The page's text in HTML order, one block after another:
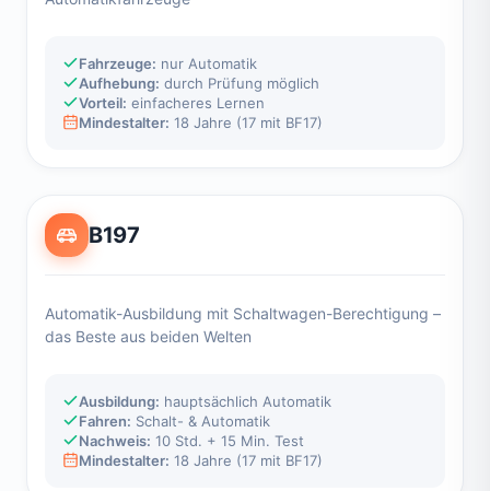
Fahrzeuge: nur Automatik
Aufhebung: durch Prüfung möglich
Vorteil: einfacheres Lernen
Mindestalter: 18 Jahre (17 mit BF17)
B197
Automatik-Ausbildung mit Schaltwagen-Berechtigung –
das Beste aus beiden Welten
Ausbildung: hauptsächlich Automatik
Fahren: Schalt- & Automatik
Nachweis: 10 Std. + 15 Min. Test
Mindestalter: 18 Jahre (17 mit BF17)